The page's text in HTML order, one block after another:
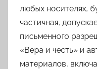
любых носителях,
частичная,
письменного
«Вера и честь» и
материалов,